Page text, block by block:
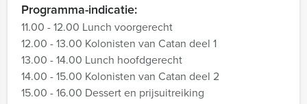
Programma-indicatie:
11.00 - 12.00 Lunch voorgerecht
12.00 - 13.00 Kolonisten van Catan deel 1
13.00 - 14.00 Lunch hoofdgerecht
14.00 - 15.00 Kolonisten van Catan deel 2
15.00 - 16.00 Dessert en prijsuitreiking